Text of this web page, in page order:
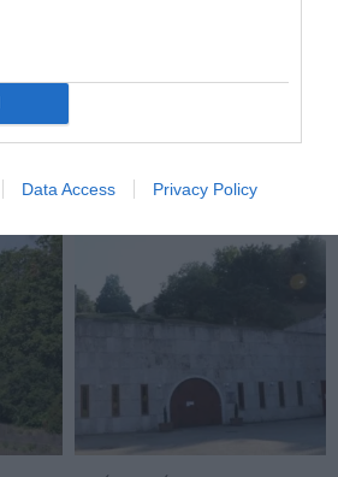
Data Access Privacy Policy
TALÁLKOZÁSA
2026-08-04